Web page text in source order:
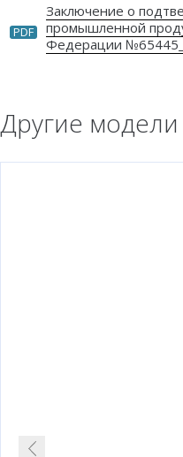
PDF
Заключение о
промышленной
Федерации
Другие модели